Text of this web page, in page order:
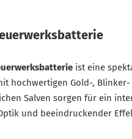
ist eine
hochwertigen Gold-,
Salven sorgen für ein
und beeindruckender